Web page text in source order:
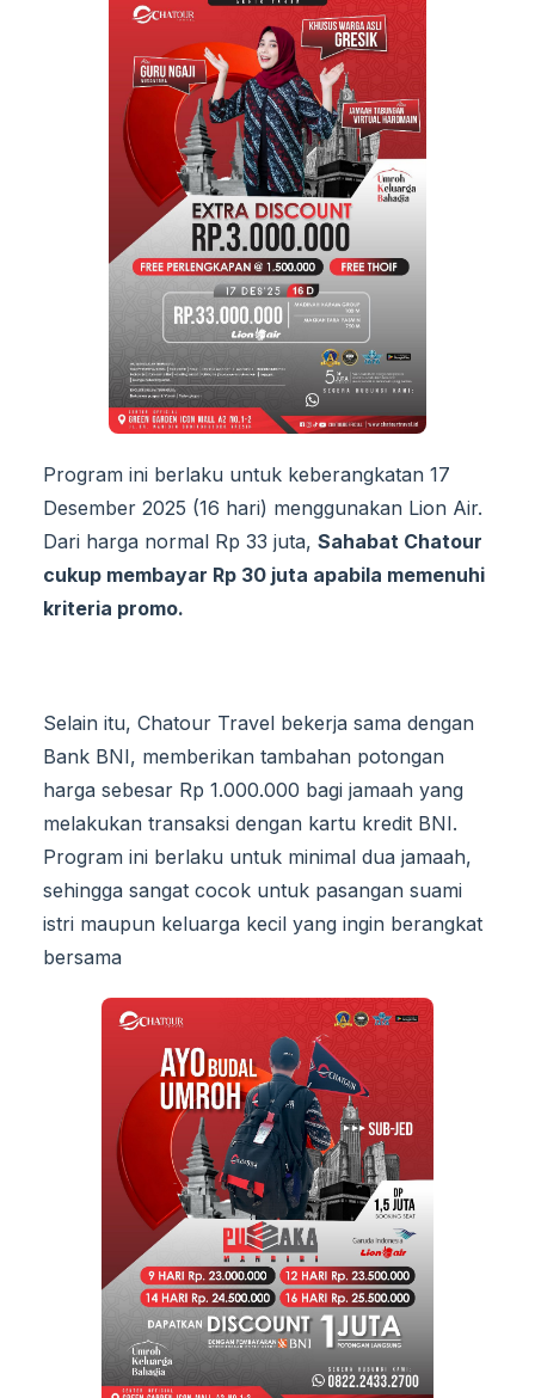
Program ini berlaku untuk keberangkatan 17
Desember 2025 (16 hari) menggunakan Lion Air.
Dari harga normal Rp 33 juta, Sahabat Chatour
cukup membayar Rp 30 juta apabila memenuhi
kriteria promo.
Selain itu, Chatour Travel bekerja sama dengan
Bank BNI, memberikan tambahan potongan
harga sebesar Rp 1.000.000 bagi jamaah yang
melakukan transaksi dengan kartu kredit BNI.
Program ini berlaku untuk minimal dua jamaah,
sehingga sangat cocok untuk pasangan suami
istri maupun keluarga kecil yang ingin berangkat
bersama